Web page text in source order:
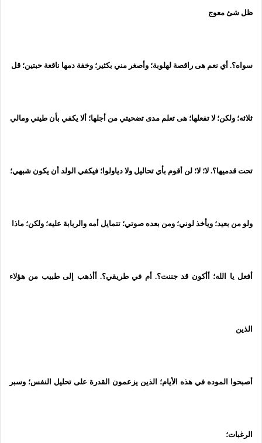
ظل شئ معوج
سواه؟. أي نعم هى راقصة لهلوبة؛ وأصغر مني بكثير؛ وخفة دمها ناقعة حبتين؛ قل
ثلاثه؛ ولكن؛ لا تفعلها؛ هى تعلم مدى تضحيتي من أجلها؛ ألا يكفي بأن طيني ومالي
تحت قدميها؟. لا؛ لا؛ لن أقوم بأي تحاليل ولا دياولوا؛ فيكفي الولد أن يكون شبهي؛
ولو من بعيد؛ ويأخذ لوني؛ ومن بعده صوتي؛ تتمايل أمه والربابة عليه؛ ولكن؛ ماذا
أفعل يا الله؛ أأكون قد جننت؟. أم في طريقي؟. أأذهب إلى طبيب من هؤلاء
الذين
أصبحوا الموده في هذه الأيام؛ الذين يزعمون القدرة على تحليل النفس؛ وسبر
الرغبات؛